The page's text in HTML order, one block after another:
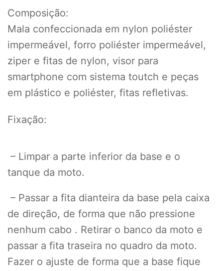
Composição:
Mala confeccionada em nylon poliéster
impermeável, forro poliéster impermeável,
ziper e fitas de nylon, visor para
smartphone com sistema toutch e peças
em plástico e poliéster, fitas refletivas.
Fixação:
– Limpar a parte inferior da base e o
tanque da moto.
– Passar a fita dianteira da base pela caixa
de direção, de forma que não pressione
nenhum cabo . Retirar o banco da moto e
passar a fita traseira no quadro da moto.
Fazer o ajuste de forma que a base fique